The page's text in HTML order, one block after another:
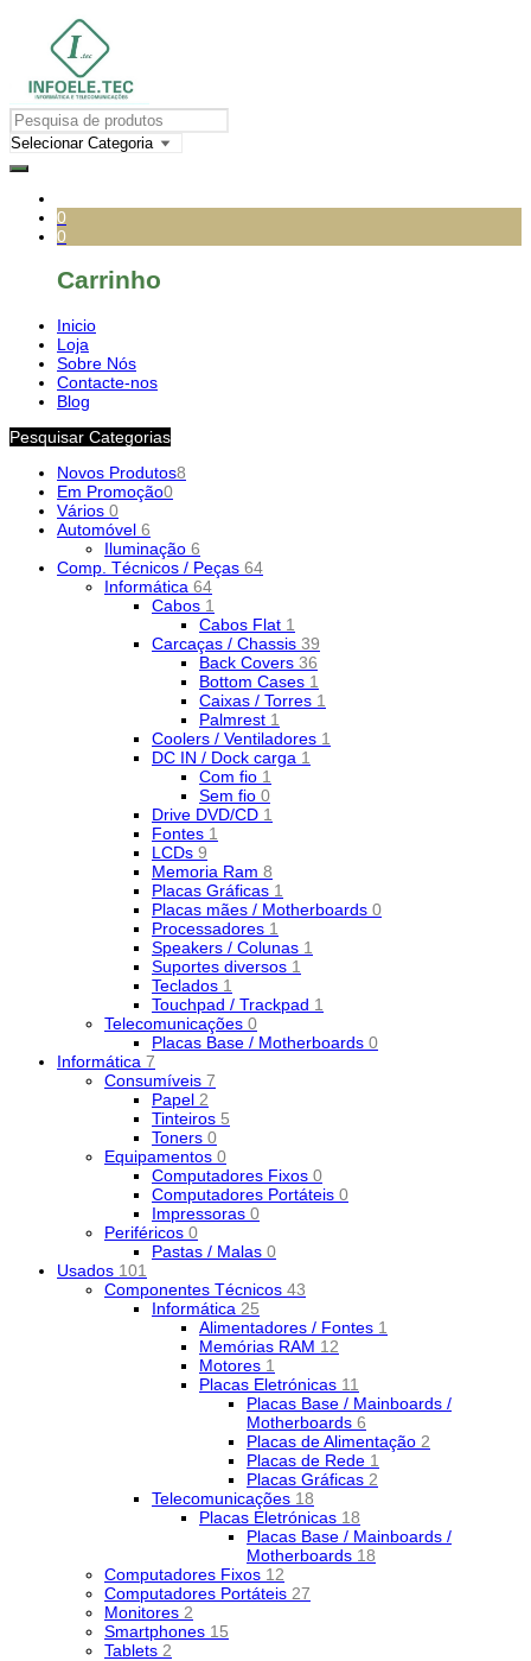
0
0
Carrinho
Inicio
Loja
Sobre Nós
Contacte-nos
Blog
Pesquisar Categorias
Novos Produtos8
Em Promoção0
Vários 0
Automóvel 6
Iluminação 6
Comp. Técnicos / Peças 64
Informática 64
Cabos 1
Cabos Flat 1
Carcaças / Chassis 39
Back Covers 36
Bottom Cases 1
Caixas / Torres 1
Palmrest 1
Coolers / Ventiladores 1
DC IN / Dock carga 1
Com fio 1
Sem fio 0
Drive DVD/CD 1
Fontes 1
LCDs 9
Memoria Ram 8
Placas Gráficas 1
Placas mães / Motherboards 0
Processadores 1
Speakers / Colunas 1
Suportes diversos 1
Teclados 1
Touchpad / Trackpad 1
Telecomunicações 0
Placas Base / Motherboards 0
Informática 7
Consumíveis 7
Papel 2
Tinteiros 5
Toners 0
Equipamentos 0
Computadores Fixos 0
Computadores Portáteis 0
Impressoras 0
Periféricos 0
Pastas / Malas 0
Usados 101
Componentes Técnicos 43
Informática 25
Alimentadores / Fontes 1
Memórias RAM 12
Motores 1
Placas Eletrónicas 11
Placas Base / Mainboards /
Motherboards 6
Placas de Alimentação 2
Placas de Rede 1
Placas Gráficas 2
Telecomunicações 18
Placas Eletrónicas 18
Placas Base / Mainboards /
Motherboards 18
Computadores Fixos 12
Computadores Portáteis 27
Monitores 2
Smartphones 15
Tablets 2